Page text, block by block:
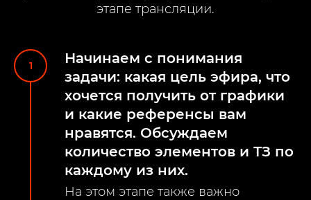
этапе трансляции.
Начинаем с понимания
задачи: какая цель эфира, что
хочется получить от графики
и какие референсы вам
нравятся. Обсуждаем
количество элементов и ТЗ по
каждому из них.
На этом этапе также важно